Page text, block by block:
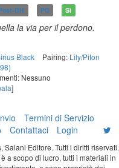
DH PG Sì
la via per il perdono.
Black Pairing: Lily/Piton
Nessuno
]
Termini di Servizio
Contattaci Login
Salani Editore. Tutti i diritti riservati.
a scopo di lucro, tutti i materiali in